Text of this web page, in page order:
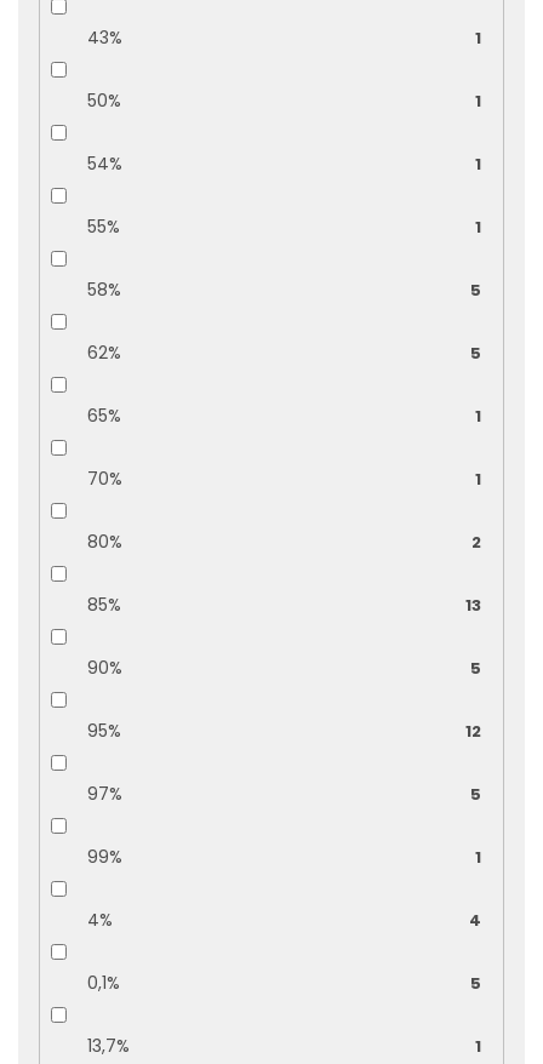
43% 1
50% 1
54% 1
55% 1
58% 5
62% 5
65% 1
70% 1
80% 2
85% 13
90% 5
95% 12
97% 5
99% 1
4% 4
0,1% 5
13,7% 1